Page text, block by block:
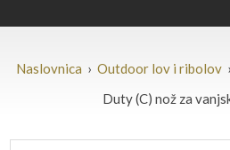
Naslovnica › Outdoor lov i ribolov
Duty (C) nož za